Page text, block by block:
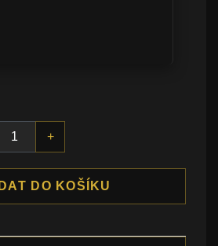
+
DO KOŠÍKU